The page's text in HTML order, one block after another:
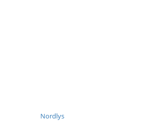
Nordlys